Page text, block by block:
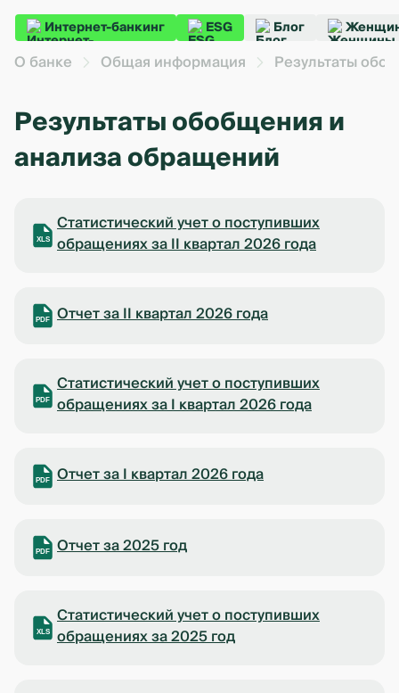
Интернет-банкинг ESG Блог
О банке Общая информация Результаты
Результаты обобщения и
анализа обращений
XLS
Статистический учет о поступивших
обращениях за II квартал 2026 года
PDF Отчет за II квартал 2026 года
PDF
Статистический учет о поступивших
обращениях за I квартал 2026 года
PDF Отчет за I квартал 2026 года
PDF Отчет за 2025 год
XLS
Статистический учет о поступивших
обращениях за 2025 год